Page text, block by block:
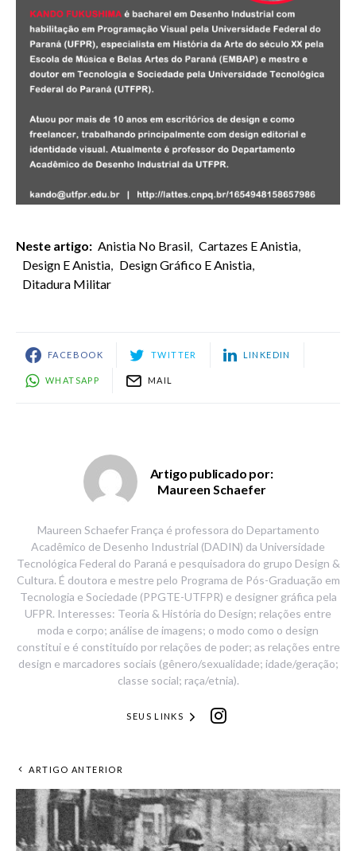
Neste artigo: Anistia No Brasil Cartazes E Anistia
Design E Anistia
Design Gráfico E Anistia
Ditadura Militar
FACEBOOK TWITTER LINKEDIN
WHATSAPP MAIL
Artigo publicado por:
Maureen Schaefer
Maureen Schaefer França é professora do Departamento
Acadêmico de Desenho Industrial (DADIN) da Universidade
Tecnológica Federal do Paraná e pesquisadora do grupo Design &
Cultura. É doutora e mestre pelo Programa de Pós-Graduação em
Tecnologia e Sociedade (PPGTE-UTFPR) e designer gráfica pela
UFPR. Interesses: Teoria & História do Design; relações entre
moda e corpo; análise de imagens; o modo como o design
constitui e é constituído por relações de poder; as relações entre
design e marcadores sociais (gênero/sexualidade; idade/geração;
classe social; raça/etnia).
SEUS LINKS
ARTIGO ANTERIOR